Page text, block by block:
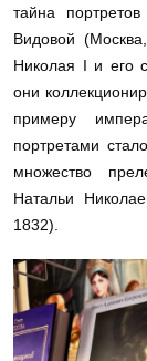
тайна
Видовой
Николая I и его
они
примеру
портретами
множество
Натальи
1832).